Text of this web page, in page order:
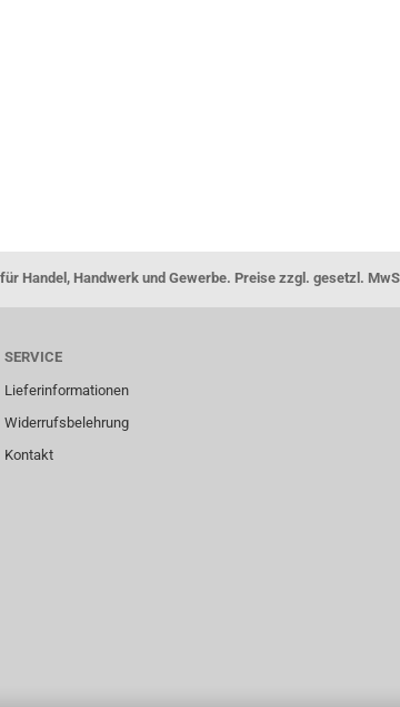
Handel, Handwerk und Gewerbe. Preise zzgl. gesetzl.
SERVICE
Lieferinformationen
Widerrufsbelehrung
Kontakt